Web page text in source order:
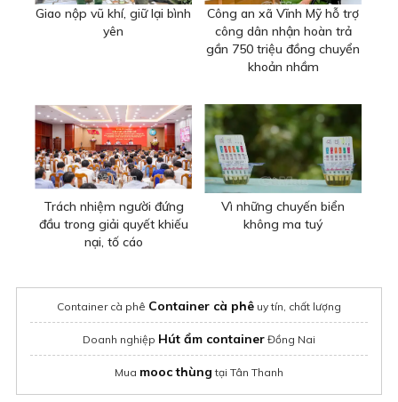
Giao nộp vũ khí, giữ lại bình
yên
Công an xã Vĩnh Mỹ hỗ trợ
công dân nhận hoàn trả
gần 750 triệu đồng chuyển
khoản nhầm
Trách nhiệm người đứng
đầu trong giải quyết khiếu
nại, tố cáo
Vì những chuyến biển
không ma tuý
Container cà phê Container cà phê uy tín, chất lượng
Doanh nghiệp Hút ẩm container Đồng Nai
Mua mooc thùng tại Tân Thanh